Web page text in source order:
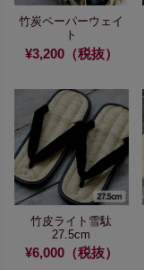
竹炭ペーパーウェイ
ト
¥3,200（税抜）
竹皮ライト雪駄
27.5cm
¥6,000（税抜）